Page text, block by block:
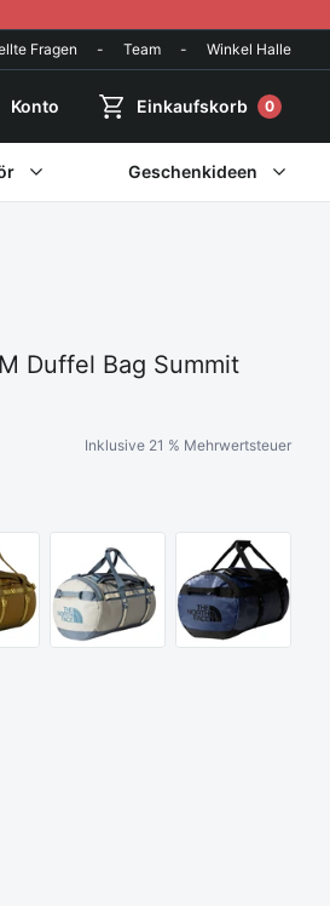
Fragen - Team - Winkel Halle
Konto Einkaufskorb 0
Geschenkideen
Duffel Bag Summit
Inklusive 21 % Mehrwertsteuer